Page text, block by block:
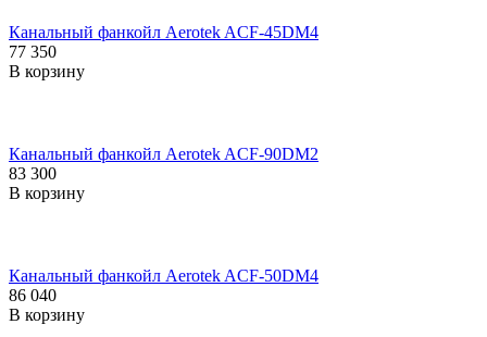
Канальный фанкойл Aerotek ACF-45DM4
77 350
В корзину
Канальный фанкойл Aerotek ACF-90DM2
83 300
В корзину
Канальный фанкойл Aerotek ACF-50DM4
86 040
В корзину